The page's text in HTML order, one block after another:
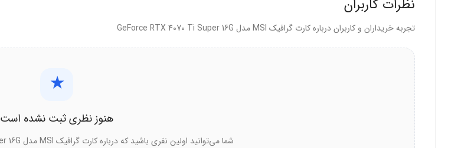
نظرات کاربران
تجربه خریداران و کاربران درباره کارت گرافیک MSI مدل GeForce RTX 4070 Ti Super 16G
★
هنوز نظری ثبت نشده است